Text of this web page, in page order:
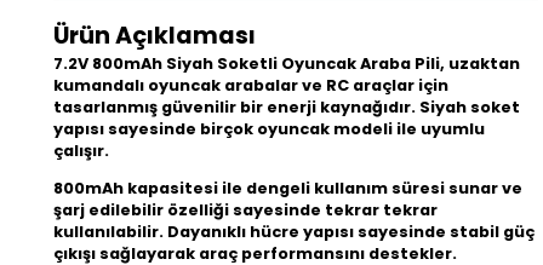
Ürün Açıklaması
7.2V 800mAh Siyah Soketli Oyuncak Araba Pili, uzaktan
kumandalı oyuncak arabalar ve RC araçlar için
tasarlanmış güvenilir bir enerji kaynağıdır. Siyah soket
yapısı sayesinde birçok oyuncak modeli ile uyumlu
çalışır.
800mAh kapasitesi ile dengeli kullanım süresi sunar ve
şarj edilebilir özelliği sayesinde tekrar tekrar
kullanılabilir. Dayanıklı hücre yapısı sayesinde stabil güç
çıkışı sağlayarak araç performansını destekler.